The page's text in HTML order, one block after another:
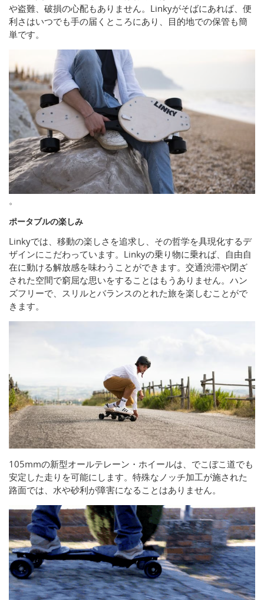
や盗難、破損の心配もありません。Linkyがそばにあれば、便
利さはいつでも手の届くところにあり、目的地での保管も簡
単です。
。
ポータブルの楽しみ
Linkyでは、移動の楽しさを追求し、その哲学を具現化するデ
ザインにこだわっています。Linkyの乗り物に乗れば、自由自
在に動ける解放感を味わうことができます。交通渋滞や閉ざ
された空間で窮屈な思いをすることはもうありません。ハン
ズフリーで、スリルとバランスのとれた旅を楽しむことがで
きます。
105mmの新型オールテレーン・ホイールは、でこぼこ道でも
安定した走りを可能にします。特殊なノッチ加工が施された
路面では、水や砂利が障害になることはありません。